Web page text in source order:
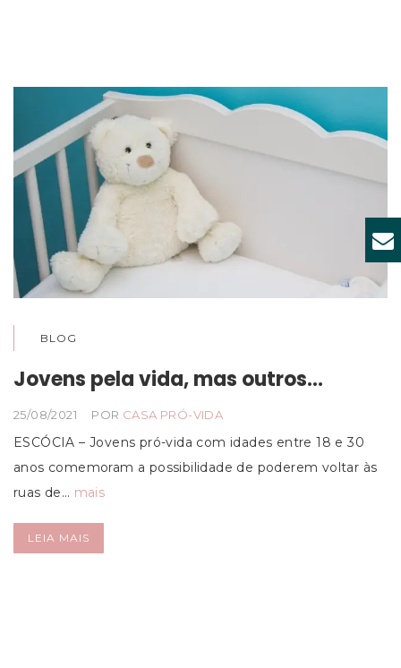
BLOG
Jovens pela vida, mas outros…
25/08/2021 POR CASA PRÓ-VIDA
ESCÓCIA – Jovens pró-vida com idades entre 18 e 30
anos comemoram a possibilidade de poderem voltar às
ruas de… mais
LEIA MAIS